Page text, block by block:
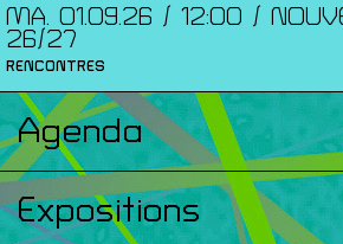
MA. 01.09.26 / 12:00 /
26/27
RENCONTRES
Agenda
Expositions